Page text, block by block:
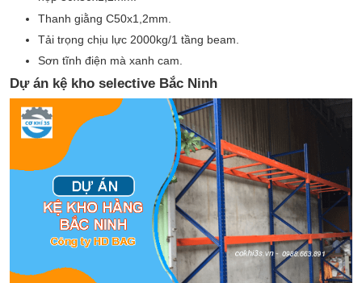
Thanh giằng C50x1,2mm.
Tải trọng chịu lực 2000kg/1 tầng beam.
Sơn tĩnh điện mà xanh cam.
Dự án kệ kho selective Bắc Ninh